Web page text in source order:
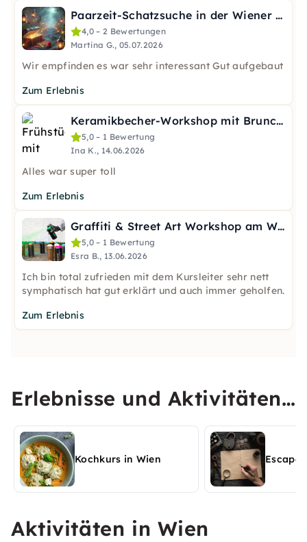
Paarzeit-Schatzsuche in der Wiener Altstadt
4,0 – 2 Bewertungen
Martina G., 05.07.2026
Wir empfinden es war sehr interessant Gut aufgebaut
Zum Erlebnis
Keramikbecher-Workshop mit Brunch in Wien
5,0 – 1 Bewertung
Ina K., 14.06.2026
Alles war super toll
Zum Erlebnis
Graffiti & Street Art Workshop am Wiener Donaukanal
5,0 – 1 Bewertung
Esra B., 13.06.2026
Ich bin total zufrieden mit dem Kursleiter sehr nett
symphatisch hat gut erklärt und auch immer geholfen.
Zum Erlebnis
Erlebnisse und Aktivitäten
in Wien entdecken
Kochkurs in Wien Escape
Aktivitäten in Wien